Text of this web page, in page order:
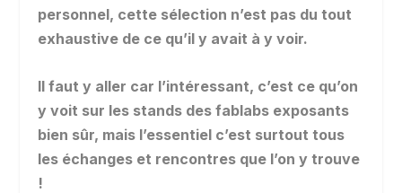
personnel, cette sélection n’est pas du tout
exhaustive de ce qu’il y avait à y voir.
Il faut y aller car l’intéressant, c’est ce qu’on
y voit sur les stands des fablabs exposants
bien sûr, mais l’essentiel c’est surtout tous
les échanges et rencontres que l’on y trouve
!